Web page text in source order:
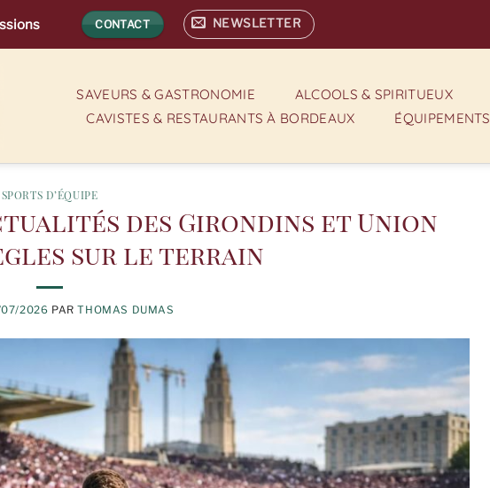
CONTACT NEWSLETTER
SAVEURS & GASTRONOMIE
ALCOOLS & SPIRITUEUX
CAVISTES & RESTAURANTS À BORDEAUX
ÉQUIPEMENTS
SPORTS D’ÉQUIPE
des Girondins et Union
sur le terrain
07/2026 PARTHOMAS DUMAS